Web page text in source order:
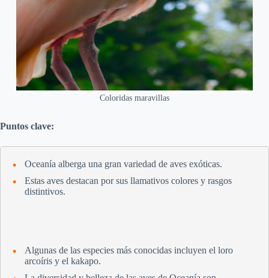
Coloridas maravillas
Puntos clave:
Oceanía alberga una gran variedad de aves exóticas.
Estas aves destacan por sus llamativos colores y rasgos
distintivos.
Algunas de las especies más conocidas incluyen el loro
arcoíris y el kakapo.